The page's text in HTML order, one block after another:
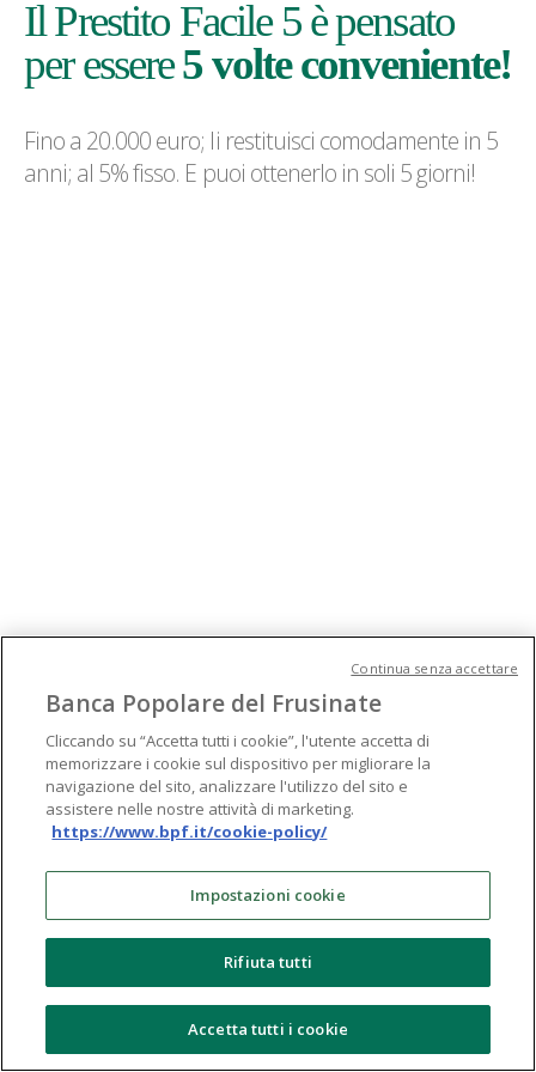
Il Prestito Facile 5 è pensato
per essere5 volte conveniente!
Fino a 20.000 euro; li restituisci comodamente in 5
anni; al 5% fisso. E puoi ottenerlo in soli 5 giorni!
Banca Popolare del Frusinate
Cliccando su “Accetta tutti i cookie”, l'utente accetta di
memorizzare i cookie sul dispositivo per migliorare la
navigazione del sito, analizzare l'utilizzo del sito e
assistere nelle nostre attività di marketing.
https://www.bpf.it/cookie-policy/
Impostazioni cookie
Rifiuta tutti
Accetta tutti i cookie
Continua senza accettare